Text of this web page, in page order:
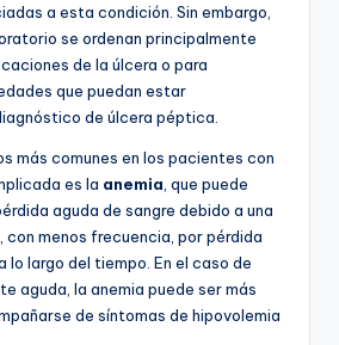
a esta condición. Sin embargo,
se ordenan principalmente
de la úlcera o para
que puedan estar
de úlcera péptica.
más comunes en los pacientes con
es la anemia , que puede
aguda de sangre debido a una
con menos frecuencia, por pérdida
lo largo del tiempo. En el caso de
aguda, la anemia puede ser más
de síntomas de hipovolemia